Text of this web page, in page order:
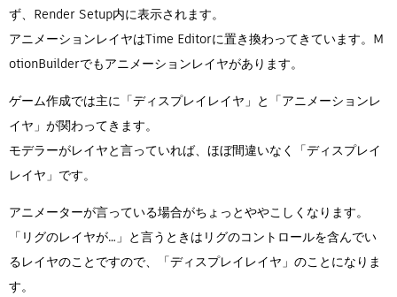
ず、Render Setup内に表示されます。
アニメーションレイヤはTime Editorに置き換わってきています。M
otionBuilderでもアニメーションレイヤがあります。
ゲーム作成では主に「ディスプレイレイヤ」と「アニメーションレ
イヤ」が関わってきます。
モデラーがレイヤと言っていれば、ほぼ間違いなく「ディスプレイ
レイヤ」です。
アニメーターが言っている場合がちょっとややこしくなります。
「リグのレイヤが…」と言うときはリグのコントロールを含んでい
るレイヤのことですので、「ディスプレイレイヤ」のことになりま
す。